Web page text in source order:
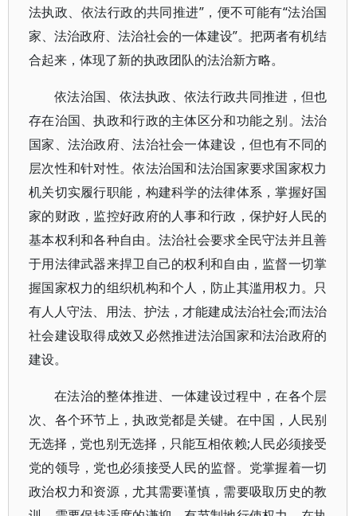
法执政、依法行政的共同推进”，便不可能有“法治国
家、法治政府、法治社会的一体建设”。把两者有机结
合起来，体现了新的执政团队的法治新方略。
依法治国、依法执政、依法行政共同推进，但也
存在治国、执政和行政的主体区分和功能之别。法治
国家、法治政府、法治社会一体建设，但也有不同的
层次性和针对性。依法治国和法治国家要求国家权力
机关切实履行职能，构建科学的法律体系，掌握好国
家的财政，监控好政府的人事和行政，保护好人民的
基本权利和各种自由。法治社会要求全民守法并且善
于用法律武器来捍卫自己的权利和自由，监督一切掌
握国家权力的组织机构和个人，防止其滥用权力。只
有人人守法、用法、护法，才能建成法治社会;而法治
社会建设取得成效又必然推进法治国家和法治政府的
建设。
在法治的整体推进、一体建设过程中，在各个层
次、各个环节上，执政党都是关键。在中国，人民别
无选择，党也别无选择，只能互相依赖;人民必须接受
党的领导，党也必须接受人民的监督。党掌握着一切
政治权力和资源，尤其需要谨慎，需要吸取历史的教